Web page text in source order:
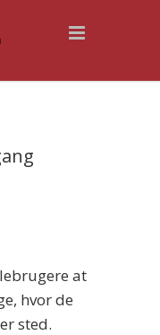
at
hvor de
sted.